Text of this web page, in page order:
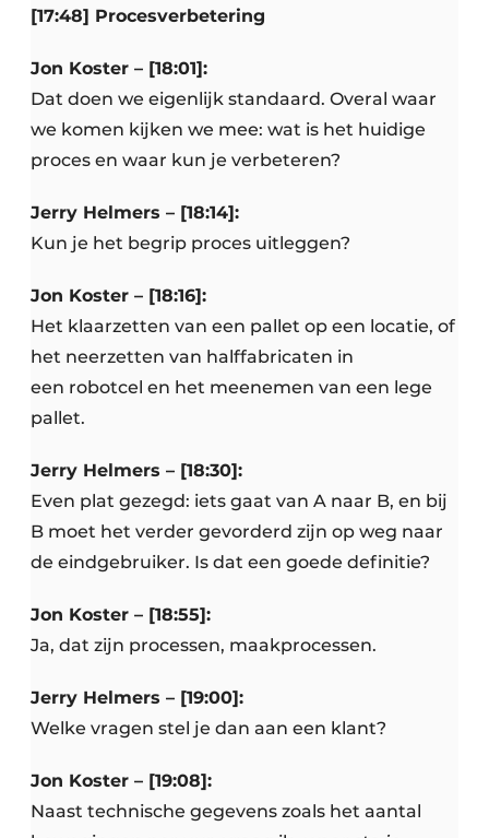
[17:48] Procesverbetering
Jon Koster – [18:01]:
Dat doen we eigenlijk standaard. Overal waar
we komen kijken we mee: wat is het huidige
proces en waar kun je verbeteren?
Jerry Helmers – [18:14]:
Kun je het begrip proces uitleggen?
Jon Koster – [18:16]:
Het klaarzetten van een pallet op een locatie, of
het neerzetten van halffabricaten in
een robotcel en het meenemen van een lege
pallet.
Jerry Helmers – [18:30]:
Even plat gezegd: iets gaat van A naar B, en bij
B moet het verder gevorderd zijn op weg naar
de eindgebruiker. Is dat een goede definitie?
Jon Koster – [18:55]:
Ja, dat zijn processen, maakprocessen.
Jerry Helmers – [19:00]:
Welke vragen stel je dan aan een klant?
Jon Koster – [19:08]:
Naast technische gegevens zoals het aantal